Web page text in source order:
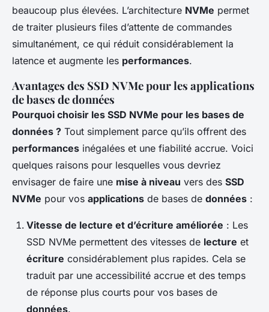
beaucoup plus élevées. L’architecture NVMe permet
de traiter plusieurs files d’attente de commandes
simultanément, ce qui réduit considérablement la
latence et augmente les performances.
Avantages des SSD NVMe pour les applications
de bases de données
Pourquoi choisir les SSD NVMe pour les bases de
données ? Tout simplement parce qu’ils offrent des
performances inégalées et une fiabilité accrue. Voici
quelques raisons pour lesquelles vous devriez
envisager de faire une mise à niveau vers des SSD
NVMe pour vos applications de bases de données :
Vitesse de lecture et d’écriture améliorée : Les
SSD NVMe permettent des vitesses de lecture et
écriture considérablement plus rapides. Cela se
traduit par une accessibilité accrue et des temps
de réponse plus courts pour vos bases de
données.